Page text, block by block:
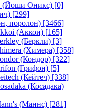
(Йоши Оникс) [0]
[299]
поролон) [3466]
(Аккои) [165]
(Беркли) [3]
(Химера) [358]
(Кондор) [322]
(Грифон) [5]
(Кейтеч) [338]
(Косадака)
(Маннс) [281]